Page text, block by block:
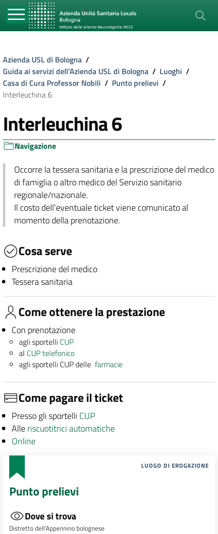
Azienda USL di Bologna /
Guida ai servizi dell'Azienda USL di Bologna / Luoghi /
Casa di Cura Professor Nobili / Punto prelievi /
Interleuchina 6
Interleuchina 6
Navigazione
Occorre la tessera sanitaria e la prescrizione del medico
di famiglia o altro medico del Servizio sanitario
regionale/nazionale.
Il costo dell'eventuale ticket viene comunicato al
momento della prenotazione.
Cosa serve
Prescrizione del medico
Tessera sanitaria
Come ottenere la prestazione
Con prenotazione
agli sportelli CUP
al CUP telefonico
agli sportelli CUP dellefarmacie
Come pagare il ticket
Presso gli sportelli CUP
Alleriscuotitrici automatiche
Online
LUOGO DI EROGAZIONE
Punto prelievi
Dove si trova
Distretto dell’Appennino bolognese